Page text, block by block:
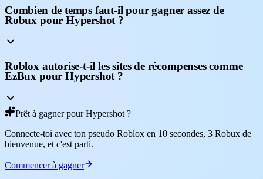
Combien de temps faut-il pour gagner assez de
Robux pour Hypershot ?
Roblox autorise-t-il les sites de récompenses comme
EzBux pour Hypershot ?
Prêt à gagner pour Hypershot ?
Connecte-toi avec ton pseudo Roblox en 10 secondes, 3 Robux de
bienvenue, et c'est parti.
Commencer à gagner